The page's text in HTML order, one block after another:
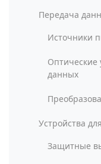
Передача
Источники
Оптические
данных
Устройства
Защитные